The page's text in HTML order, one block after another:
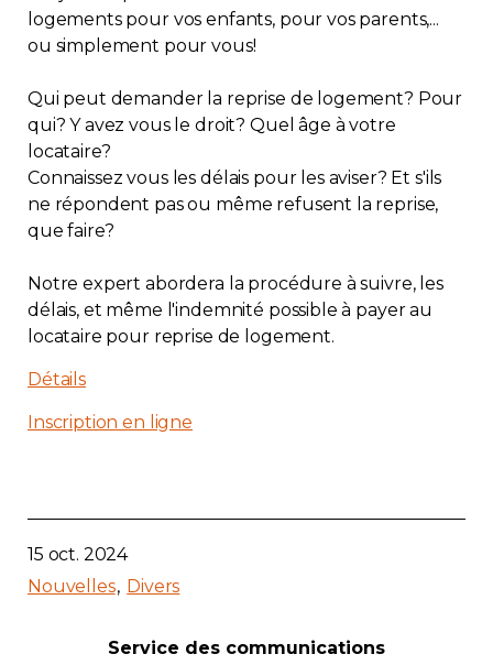
Français
Contact
Adhésion
logements pour vos enfants, pour vos parents,...
ou simplement pour vous!
Qui peut demander la reprise de logement? Pour
qui? Y avez vous le droit? Quel âge à votre
locataire?
Connaissez vous les délais pour les aviser? Et s'ils
ne répondent pas ou même refusent la reprise,
que faire?
Notre expert abordera la procédure à suivre, les
délais, et même l'indemnité possible à payer au
locataire pour reprise de logement.
Détails
Inscription en ligne
15 oct. 2024
Nouvelles Divers
Service des communications